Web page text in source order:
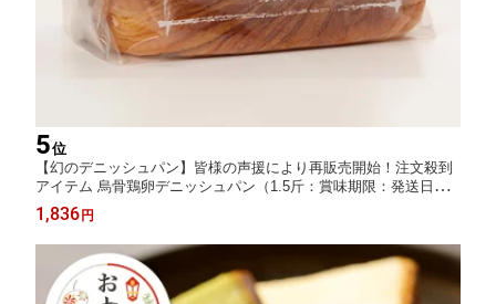
5位
【幻のデニッシュパン】皆様の声援により再販売開始！注文殺到
アイテム 烏骨鶏卵デニッシュパン（1.5斤：賞味期限：発送日か
ら約6日）【金沢の烏骨鶏卵】
1,836円